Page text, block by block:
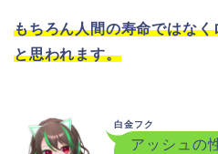
もちろん人間の寿命ではな
と思われます。
白金フク
アッシュの